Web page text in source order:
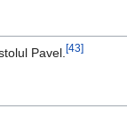
Pavel.[43]